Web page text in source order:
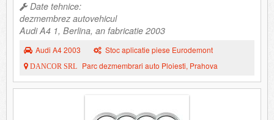
Date tehnice:
dezmembrez autovehicul
Audi A4 1, Berlina, an fabricatie 2003
Audi A4 2003 Stoc aplicatie piese Eurodemont
DANCOR SRL Parc dezmembrari auto Ploiesti, Prahova